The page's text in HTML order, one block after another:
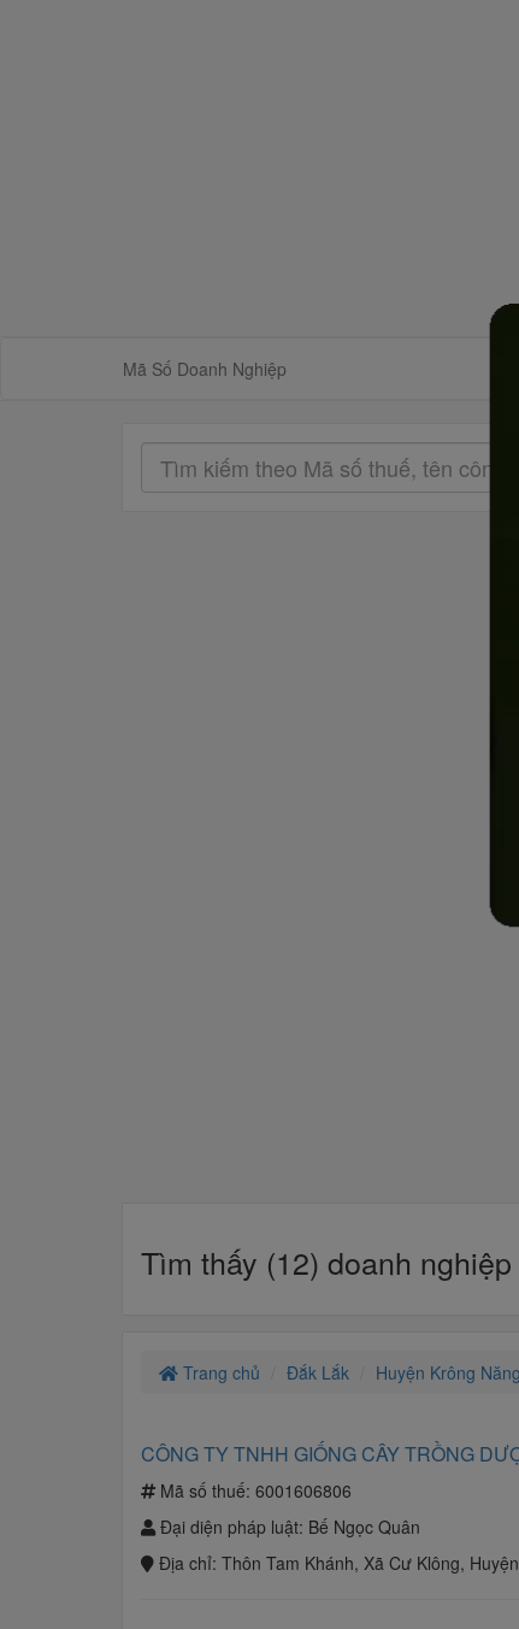
Mã Số Doanh Nghiệp
Tìm thấy (12) doanh
Trang chủ Đắk Lắk Huyện Krông Năng
CÔNG TY TNHH GIỐNG CÂY TRỒNG
Mã số thuế: 6001606806
Đại diện pháp luật: Bế Ngọc Quân
Địa chỉ: Thôn Tam Khánh, Xã Cư Klông,